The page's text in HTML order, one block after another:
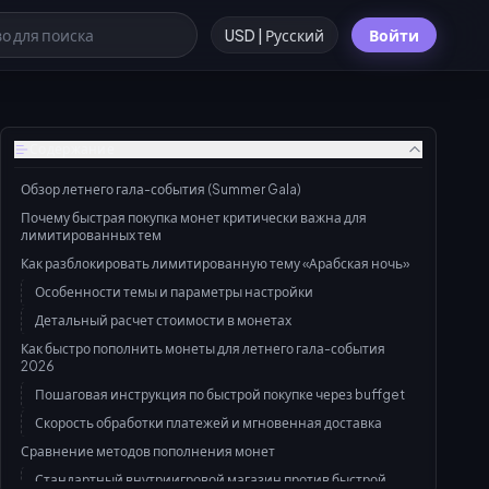
USD | Русский Войти
Обзор летнего гала-события (Summer Gala)
Почему быстрая покупка монет критически важна для
лимитированных тем
Как разблокировать лимитированную тему «Арабская ночь»
Особенности темы и параметры настройки
Детальный расчет стоимости в монетах
Как быстро пополнить монеты для летнего гала-события
2026
Пошаговая инструкция по быстрой покупке через buffget
Скорость обработки платежей и мгновенная доставка
Сравнение методов пополнения монет
Стандартный внутриигровой магазин против быстрой